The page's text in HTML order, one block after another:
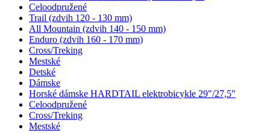
Celoodpružené
Trail (zdvih 120 - 130 mm)
All Mountain (zdvih 140 - 150 mm)
Enduro (zdvih 160 - 170 mm)
Cross/Treking
Mestské
Detské
Dámske
Horské dámske HARDTAIL elektrobicykle 29"/27,5"
Celoodpružené
Cross/Treking
Mestské